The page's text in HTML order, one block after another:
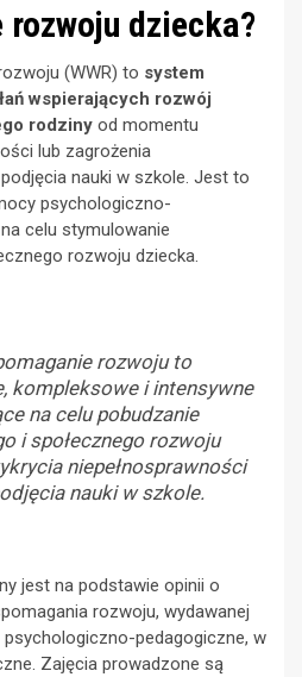
dziecka?
(WWR) to system
wspierających rozwój
rodziny od momentu
lub zagrożenia
nauki w szkole. Jest to
psychologiczno-
celu stymulowanie
rozwoju dziecka.
rozwoju to
kompleksowe i intensywne
na celu pobudzanie
i społecznego rozwoju
niepełnosprawności
nauki w szkole.
jest na podstawie opinii o
rozwoju, wydawanej
pedagogiczne, w
Zajęcia prowadzone są